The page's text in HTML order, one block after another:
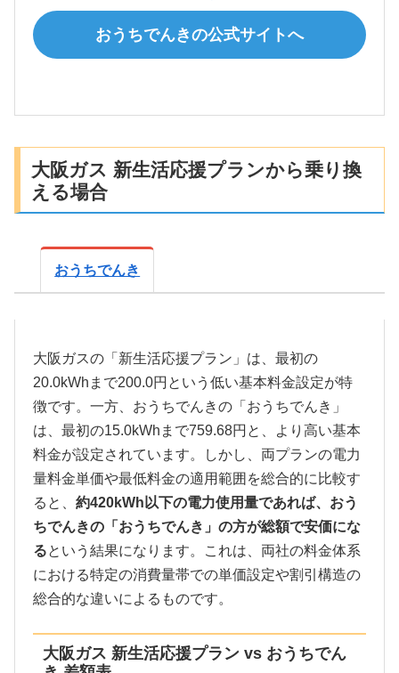
おうちでんきの公式サイトへ
大阪ガス 新生活応援プランから乗り換
える場合
おうちでんき
大阪ガスの「新生活応援プラン」は、最初の
20.0kWhまで200.0円という低い基本料金設定が特
徴です。一方、おうちでんきの「おうちでんき」
は、最初の15.0kWhまで759.68円と、より高い基本
料金が設定されています。しかし、両プランの電力
量料金単価や最低料金の適用範囲を総合的に比較す
ると、 約420kWh以下の電力使用量であれば、おう
ちでんきの「おうちでんき」の方が総額で安価にな
るという結果になります。これは、両社の料金体系
における特定の消費量帯での単価設定や割引構造の
総合的な違いによるものです。
大阪ガス 新生活応援プラン vs おうちでん